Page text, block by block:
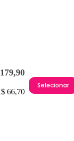
66,70
Selecionar